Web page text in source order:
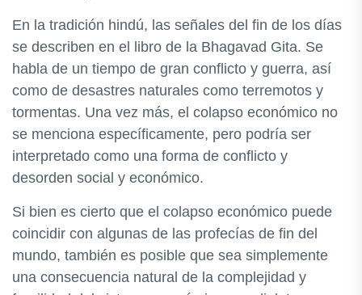
En la tradición hindú, las señales del fin de los días
se describen en el libro de la Bhagavad Gita. Se
habla de un tiempo de gran conflicto y guerra, así
como de desastres naturales como terremotos y
tormentas. Una vez más, el colapso económico no
se menciona específicamente, pero podría ser
interpretado como una forma de conflicto y
desorden social y económico.
Si bien es cierto que el colapso económico puede
coincidir con algunas de las profecías de fin del
mundo, también es posible que sea simplemente
una consecuencia natural de la complejidad y